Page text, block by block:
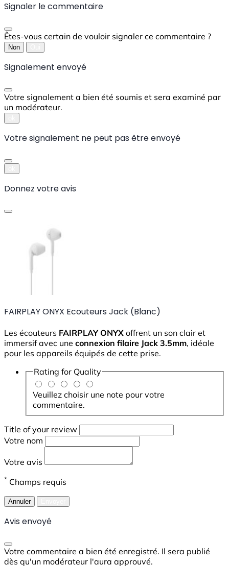
Signaler le commentaire
Êtes-vous certain de vouloir signaler ce commentaire ?
Non
Signalement envoyé
Votre signalement a bien été soumis et sera examiné par
un modérateur.
Votre signalement ne peut pas être envoyé
Donnez votre avis
FAIRPLAY ONYX Ecouteurs Jack (Blanc)
Les écouteurs FAIRPLAY ONYX offrent un son clair et
immersif avec une connexion filaire Jack 3.5mm, idéale
pour les appareils équipés de cette prise.
Rating for Quality
Veuillez choisir une note pour votre
commentaire.
Title of your review
Votre nom
Votre avis
* Champs requis
Annuler
Avis envoyé
Votre commentaire a bien été enregistré. Il sera publié
dès qu'un modérateur l'aura approuvé.